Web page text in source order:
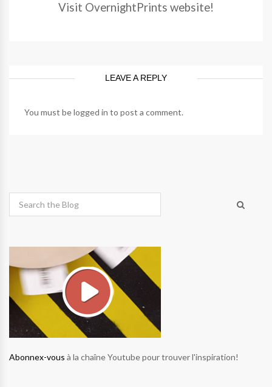
Visit OvernightPrints website!
LEAVE A REPLY
You must belogged in to post a comment.
Abonnex-vous à la chaîne Youtube pour trouver l'inspiration!